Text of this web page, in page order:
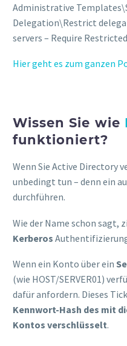
Administrative
Delegation\Restrict
servers – Require
Hier geht es zum ganzen
Wissen Sie wie
funktioniert?
Wenn Sie Active Directory
unbedingt tun – denn ein
durchführen.
Wie der Name schon sagt,
Kerberos
Wenn ein Konto über ein
(wie HOST/SERVER01)
dafür anfordern. Dieses
Kennwort-Hash des mit
Kontos verschlüsselt.